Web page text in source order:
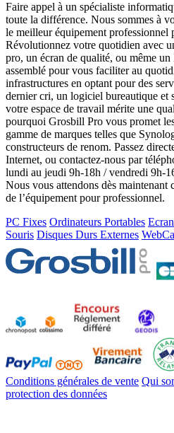
Faire appel à un spécialiste
toute la différence. Nous sommes à
le meilleur équipement professionnel
Révolutionnez votre quotidien avec
pro, un écran de qualité, ou même
assemblé pour vous faciliter au
infrastructures en optant pour des
dernier cri, un logiciel bureautique et
votre espace de travail mérite une
pourquoi Grosbill Pro vous promet
gamme de marques telles que
constructeurs de renom. Passez
Internet, ou contactez-nous par
lundi au jeudi 9h-18h / vendredi 9h-
Nous vous attendons dès
de l’équipement pour professionnel.
PC Fixes Ordinateurs Portables
Souris Disques Durs Externes
Conditions générales de vente Qui
protection des données